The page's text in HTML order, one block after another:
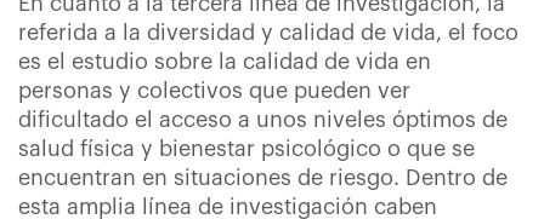
referida a la diversidad y calidad de vida, el foco
es el estudio sobre la calidad de vida en
personas y colectivos que pueden ver
dificultado el acceso a unos niveles óptimos de
salud física y bienestar psicológico o que se
encuentran en situaciones de riesgo. Dentro de
esta amplia línea de investigación caben